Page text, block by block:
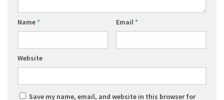
Name* Email*
Website
Save my name, email, and website in this browser for